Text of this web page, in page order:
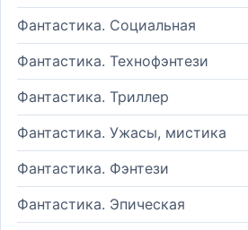
Фантастика. Социальная
Фантастика. Технофэнтези
Фантастика. Триллер
Фантастика. Ужасы, мистика
Фантастика. Фэнтези
Фантастика. Эпическая